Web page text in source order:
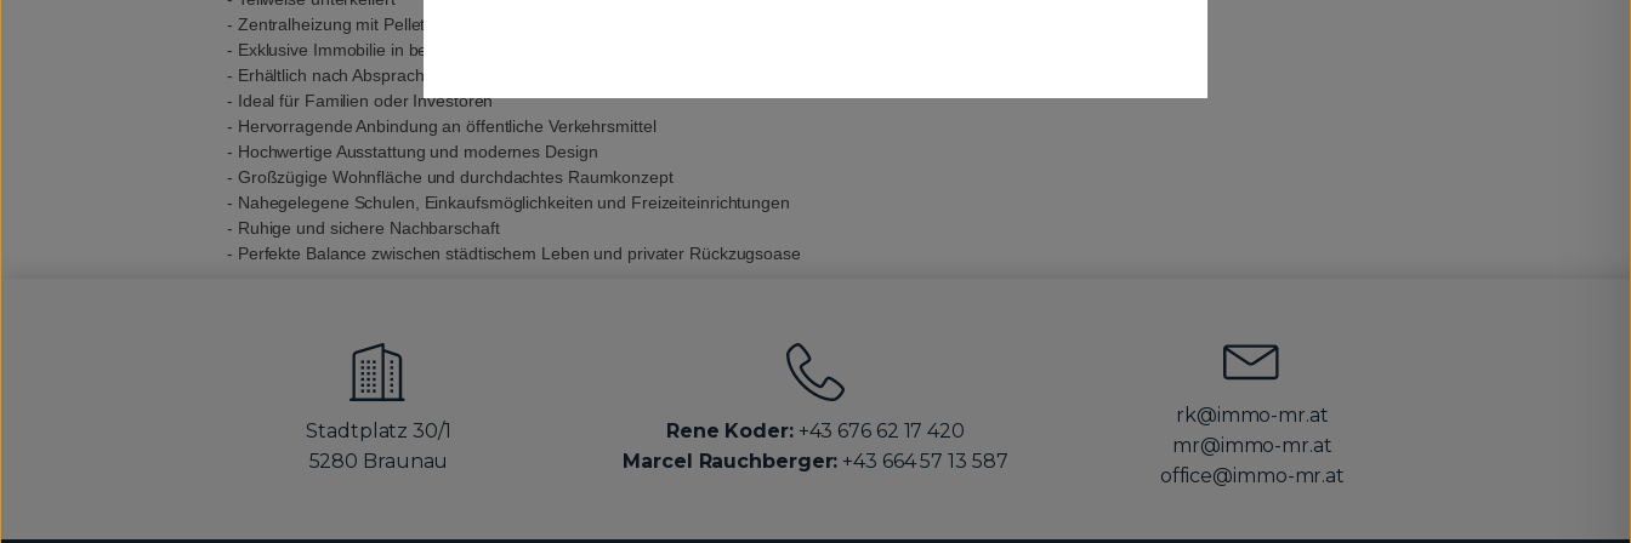
- Zentralheizung mit Pellets betrieben
- Exklusive Immobilie in bester Lage
- Erhältlich nach Absprache
- Ideal für Familien oder Investoren
- Hervorragende Anbindung an öffentliche Verkehrsmittel
- Hochwertige Ausstattung und modernes Design
- Großzügige Wohnfläche und durchdachtes Raumkonzept
- Nahegelegene Schulen, Einkaufsmöglichkeiten und Freizeiteinrichtungen
- Ruhige und sichere Nachbarschaft
- Perfekte Balance zwischen städtischem Leben und privater Rückzugsoase
Stadtplatz 30/1
5280 Braunau
Rene Koder:+43 676 62 17 420
Marcel Rauchberger: +43 664 57 13 587
rk@immo-mr.at
mr@immo-mr.at
office@immo-mr.at